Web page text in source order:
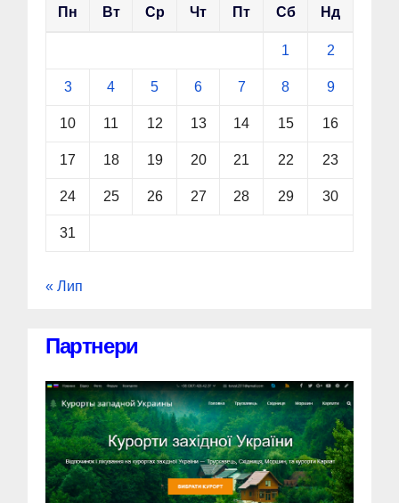
Пн Вт Ср Чт Пт Сб Нд
1 2
3 4 5 6 7 8 9
10 11 12 13 14 15 16
17 18 19 20 21 22 23
24 25 26 27 28 29 30
31
« Лип
Партнери